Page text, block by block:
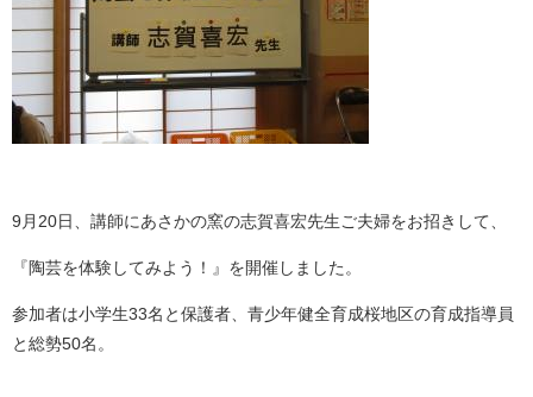
9月20日、講師にあさかの窯の志賀喜宏先生ご夫婦をお招きして、
『陶芸を体験してみよう！』を開催しました。
参加者は小学生33名と保護者、青少年健全育成桜地区の育成指導員
と総勢50名。